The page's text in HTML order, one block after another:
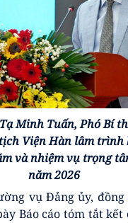
Minh Tuấn, Phó Bí
Viện Hàn lâm trình
và nhiệm vụ trọng
năm 2026
vụ Đảng ủy, đồng
Báo cáo tóm tắt kết